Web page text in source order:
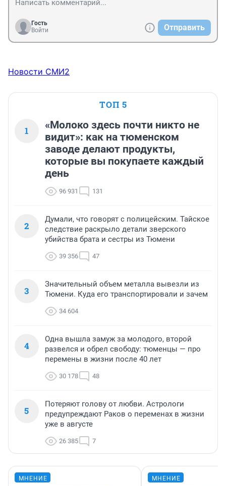
Гость
Войти
Отправить
Новости СМИ2
ТОП 5
1
«Молоко здесь почти никто не
видит»: как на тюменском
заводе делают продукты,
которые вы покупаете каждый
день
96 931 131
2
Думали, что говорят с полицейским. Тайское
следствие раскрыло детали зверского
убийства брата и сестры из Тюмени
39 356 47
3
Значительный объем металла вывезли из
Тюмени. Куда его транспортировали и зачем
34 604
4
Одна вышла замуж за молодого, второй
развелся и обрел свободу: тюменцы — про
перемены в жизни после 40 лет
30 178 48
5
Потеряют голову от любви. Астрологи
предупреждают Раков о переменах в жизни
уже в августе
26 385 7
МНЕНИЕ МНЕНИЕ